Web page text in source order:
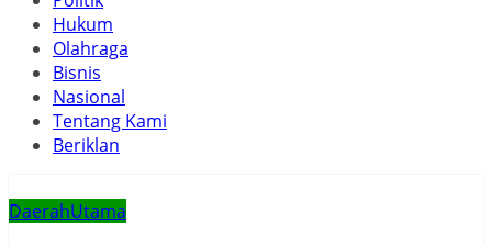
Hukum
Olahraga
Bisnis
Nasional
Tentang Kami
Beriklan
DaerahUtama